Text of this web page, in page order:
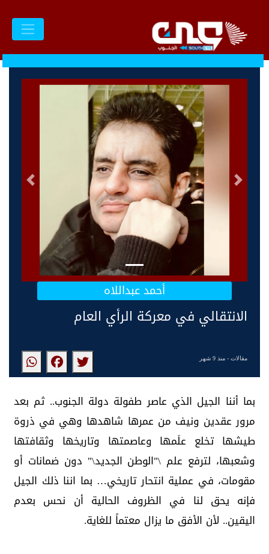
التالى السابق
أحمد عبداللاه
الانتقالي في معركة الرأي العام
مقالات- منذ 9 شهر
بما أننا الجيل الذي عاصر طفولة دولة الجنوب.. ثم بعد
مرور عقدين ونيف من عمرها شاهدها وهي في ذروة
طيشها تخلع علَمها وعاصمتها وتاريخها وثقافتها
وشعبها، لترفع علم \"الوطن الجديد\" دون ضمانات أو
مقومات، في عملية انتحار تاريخي… بما اننا ذلك الجيل
فإنه يحق لنا في الظروف الحالية أن نحس بعدم
اليقين.. لأن الأفق ما يزال معتماً للغاية.